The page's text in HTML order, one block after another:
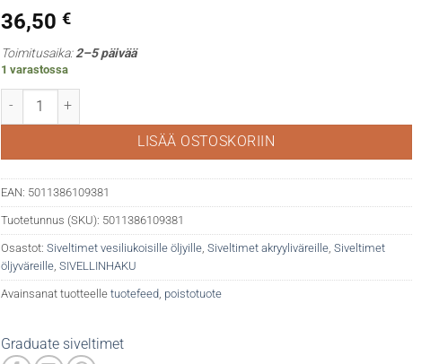
36,50 €
Toimitusaika:2–5 päivää
1 varastossa
DR Graduate XL 50 pehmeä filbert keinokuitu määrä
LISÄÄ OSTOSKORIIN
EAN: 5011386109381
Tuotetunnus (SKU): 5011386109381
Osastot: Siveltimet vesiliukoisille öljyille, Siveltimet akryyliväreille, Siveltimet
öljyväreille, SIVELLINHAKU
Avainsanat tuotteelle tuotefeed, poistotuote
Graduate siveltimet